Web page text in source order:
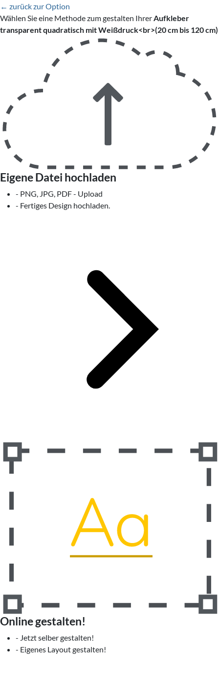
← zurück zur Option
Wählen Sie eine Methode zum gestalten IhrerAufkleber
transparent quadratisch mit Weißdruck<br>(20 cm bis 120 cm)
Eigene Datei hochladen
- PNG, JPG, PDF - Upload
- Fertiges Design hochladen.
Online gestalten!
- Jetzt selber gestalten!
- Eigenes Layout gestalten!